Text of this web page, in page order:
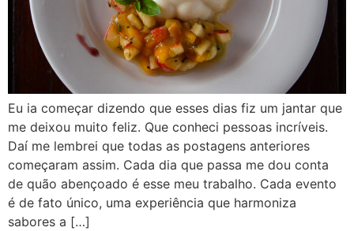
Eu ia começar dizendo que esses dias fiz um jantar que
me deixou muito feliz. Que conheci pessoas incríveis.
Daí me lembrei que todas as postagens anteriores
começaram assim. Cada dia que passa me dou conta
de quão abençoado é esse meu trabalho. Cada evento
é de fato único, uma experiência que harmoniza
sabores a […]